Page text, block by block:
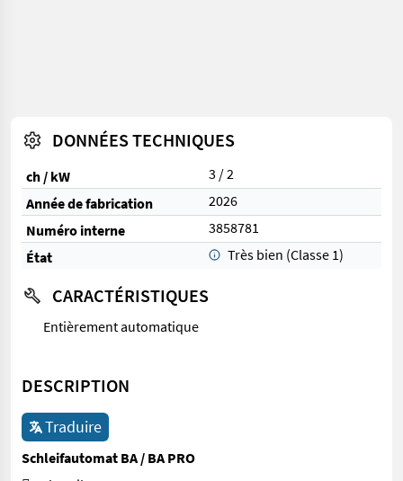
DONNÉES TECHNIQUES
ch / kW
3 / 2
Année de fabrication
2026
Numéro interne
3858781
État
Très bien (Classe 1)
CARACTÉRISTIQUES
Entièrement automatique
DESCRIPTION
Traduire
Schleifautomat BA / BA PRO